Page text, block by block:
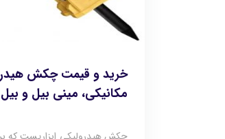
خرید و قیمت چکش
مکانیکی، مینی بیل و